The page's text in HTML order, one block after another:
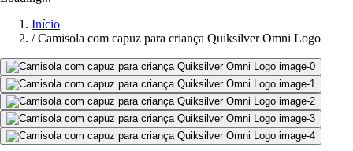
Início
/ Camisola com capuz para criança Quiksilver Omni Logo